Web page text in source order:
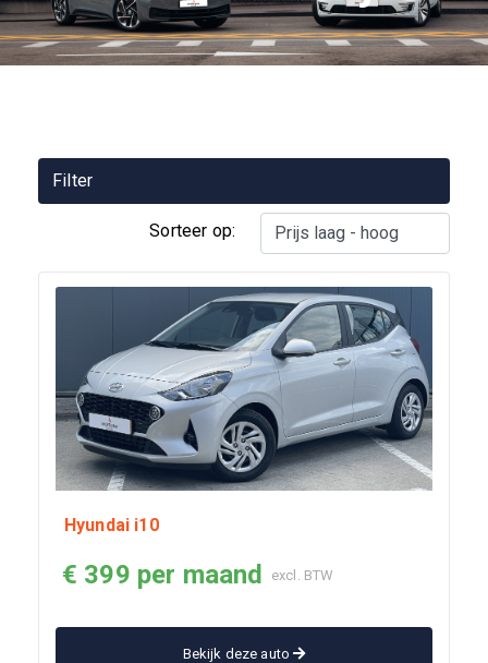
Wat
is
lease
shortlease?
stappen
Filter
Sorteer op:
Hyundai i10
€ 399 per maand excl. BTW
Bekijk deze auto